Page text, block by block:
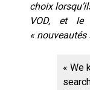
choix
VOD, et le
« nouveautés
« We